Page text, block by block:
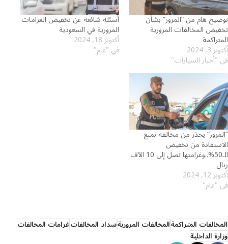
توضيح هام من “المرور” بشأن
تخفيض المخالفات المرورية
المتراكمة
أكتوبر 3, 2024
في "أخبار السيارات"
أسئلة شائعة عن تخفيض الغرامات
المرورية في السعودية
أكتوبر 18, 2024
في "عام"
“المرور” يحذر من مخالفة تمنع
الاستفادة من تخفيض
الـ50%..وغرامتها تصل إلى 10 الآف
ريال
أكتوبر 12, 2024
في "عام"
المخالفات المتراكمةالمخالفات المروريةسداد المخالفاتغرامات المخالفات
وزارة الداخلية